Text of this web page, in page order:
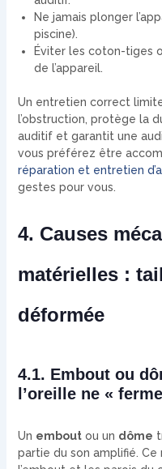
Ne jamais plonger
piscine).
Éviter les coton-tiges
de l’appareil.
Un entretien correct
l’obstruction, protège la
auditif et garantit une
vous préférez être
réparation et entretien
gestes pour vous.
4. Causes
matérielles :
déformée
4.1. Embout ou
l’oreille ne «
Un emboutou un dôme
partie du son amplifié. Ce